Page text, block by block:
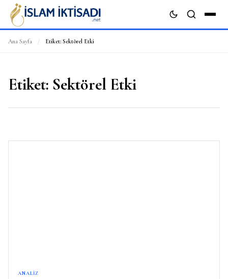
Ana Sayfa / Etiket: Sektörel Etki
Etiket: Sektörel Etki
ANALIZ